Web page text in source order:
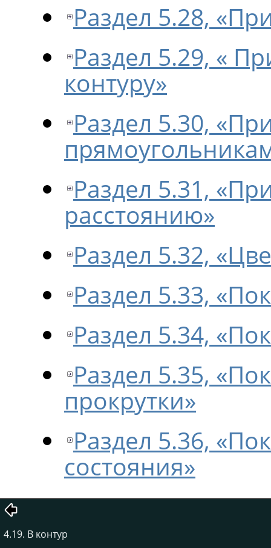
Раздел 5.28,
Раздел 5.29, «
контуру»
Раздел 5.30,
Раздел 5.31,
расстоянию»
Раздел 5.32,
Раздел 5.33,
Раздел 5.34,
Раздел 5.35,
прокрутки»
Раздел 5.36,
состояния»
4.19. В контур